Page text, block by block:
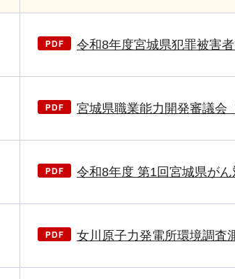
令和8年度宮城県犯罪被害
宮城県職業能力開発審議会
令和8年度 第1回宮城県がん
女川原子力発電所環境調査